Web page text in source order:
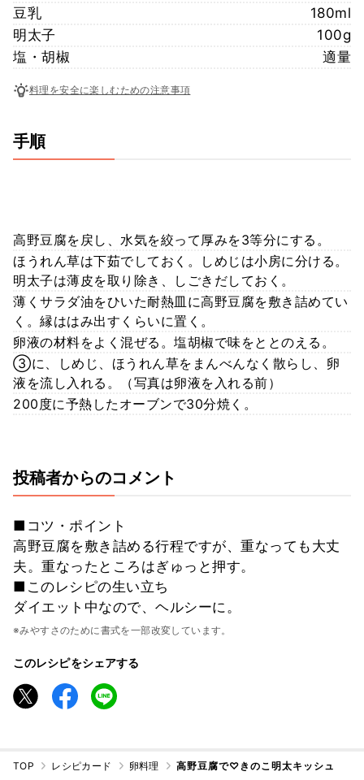
豆乳
180ml
明太子
100g
塩・胡椒
適量
料理を安全に楽しむための注意事項
手順
高野豆腐を戻し、水気を絞って厚みを3等分にする。
ほうれん草は下茹でしておく。しめじは小房に分ける。
明太子は薄皮を取り除き、しごきだしておく。
薄くサラダ油をひいた耐熱皿に高野豆腐を敷き詰めてい
く。縁ははみ出すくらいに置く。
卵液の材料をよく混ぜる。塩胡椒で味をととのえる。
③に、しめじ、ほうれん草をまんべんなく散らし、卵
液を流し入れる。（写真は卵液を入れる前）
200度に予熱したオーブンで30分焼く。
投稿者からのコメント
■コツ・ポイント
高野豆腐を敷き詰める行程ですが、重なっても大丈
夫。重なったところはぎゅっと押す。
■このレシピの生い立ち
ダイエット中なので、ヘルシーに。
※みやすさのために書式を一部改変しています。
このレシピをシェアする
TOP レシピカード 卵料理 高野豆腐で♡きのこ明太キッシュ